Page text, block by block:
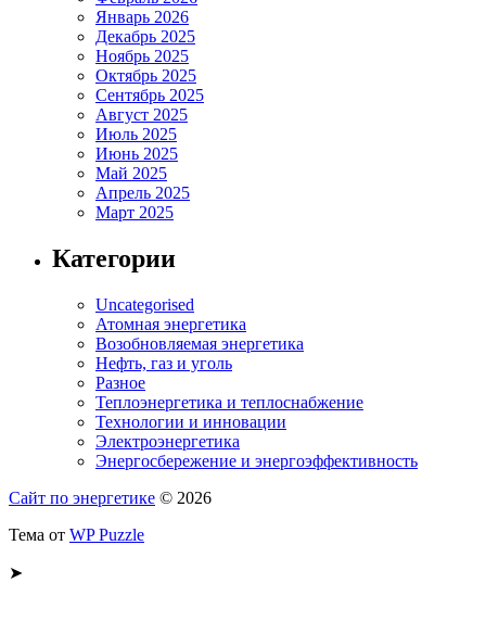
Январь 2026
Декабрь 2025
Ноябрь 2025
Октябрь 2025
Сентябрь 2025
Август 2025
Июль 2025
Июнь 2025
Май 2025
Апрель 2025
Март 2025
Категории
Uncategorised
Атомная энергетика
Возобновляемая энергетика
Нефть, газ и уголь
Разное
Теплоэнергетика и теплоснабжение
Технологии и инновации
Электроэнергетика
Энергосбережение и энергоэффективность
Сайт по энергетике © 2026
Тема от WP Puzzle
➤